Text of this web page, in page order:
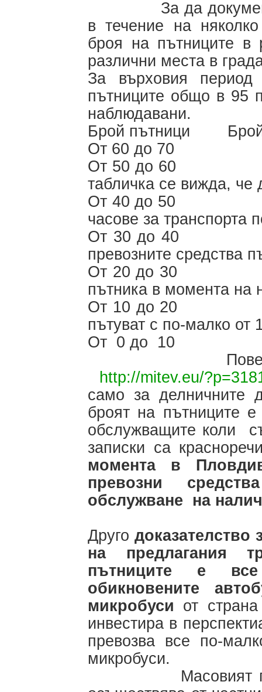
За да
в течение на
броя на пътниците в
различни места в
За върховия
пътниците общо в 95
наблюдавани.
Брой пътници Брой
От 60 до
От 50 до
табличка се вижда, че
От 40 до
часове за транспорта
От 30
превозните средства
От 20
пътника в момента на
От 10
пътуват с по-малко от
От 0
Повече
http://mitev.eu/
само за делничните
броят на пътниците
обслужващите коли
записки са
момента в
превозни
обслужване на
Друго доказателство
на предлагания
пътниците е
обикновените
микробуси от
инвестира в
превозва все по-
микробуси.
Масовият